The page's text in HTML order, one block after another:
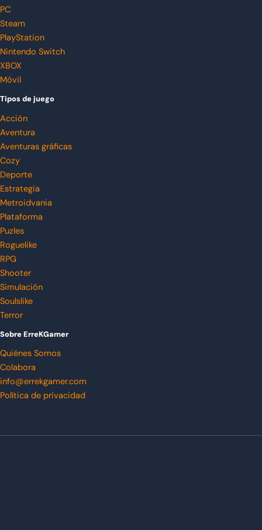
PC
Steam
PlayStation
Nintendo Switch
XBOX
Móvil
Tipos de juego
Acción
Aventura
Aventuras gráficas
Cozy
Deporte
Estrategia
Metroidvania
Plataforma
Puzles
Roguelike
RPG
Shooter
Simulación
Soulslike
Terror
Sobre ErreKGamer
Quiénes Somos
Colabora
info@errekgamer.com
Política de privacidad